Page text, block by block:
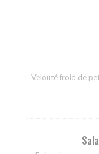
Velouté froid de